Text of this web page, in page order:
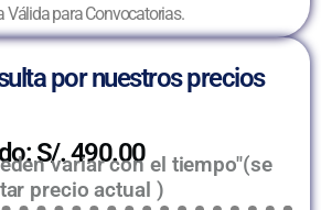
Válida para Convocatorias.
por nuestros precios
S/. 490.00
variar con el tiempo"(se
precio actual )